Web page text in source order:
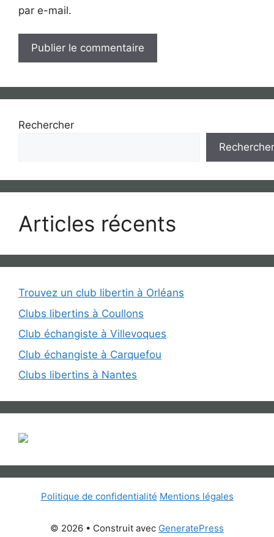
par e-mail.
Rechercher
Rechercher
Articles récents
Trouvez un club libertin à Orléans
Clubs libertins à Coullons
Club échangiste à Villevoques
Club échangiste à Carquefou
Clubs libertins à Nantes
Politique de confidentialité Mentions légales
© 2026 • Construit avec GeneratePress